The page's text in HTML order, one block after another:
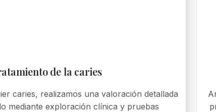
de la caries
caries, realizamos una valoración detallada
mediante exploración clínica y pruebas